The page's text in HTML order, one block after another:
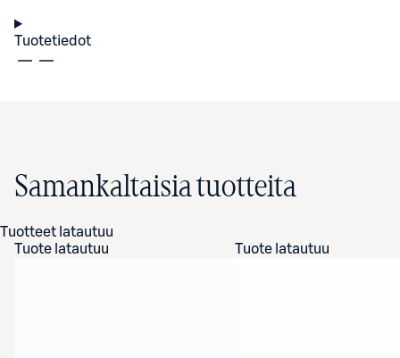
Tuotetiedot
Samankaltaisia tuotteita
Tuotteet latautuu
Tuote latautuu
Tuote latautuu